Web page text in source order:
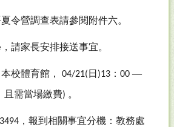
令營調查表請參閱附件六。
， 請家長安排接送事宜。
本校體育館 ， 04/21( 日 )13 ： 00 —
且需當場繳費) 。
， 報到相關事宜分機 ： 教務處